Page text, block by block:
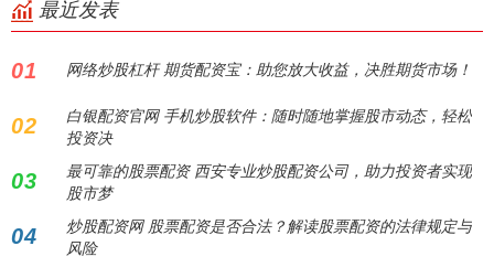
最近发表
01 网络炒股杠杆 期货配资宝：助您放大收益，决胜期货市场！
02
白银配资官网 手机炒股软件：随时随地掌握股市动态，轻松
投资决
03
最可靠的股票配资 西安专业炒股配资公司，助力投资者实现
股市梦
04
炒股配资网 股票配资是否合法？解读股票配资的法律规定与
风险